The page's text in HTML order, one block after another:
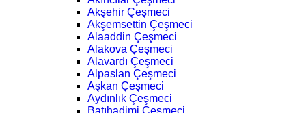
Akşehir Çeşmeci
Akşemsettin Çeşmeci
Alaaddin Çeşmeci
Alakova Çeşmeci
Alavardı Çeşmeci
Alpaslan Çeşmeci
Aşkan Çeşmeci
Aydınlık Çeşmeci